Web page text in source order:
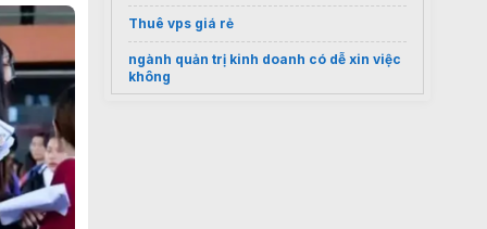
Thuê vps giá rẻ
ngành quản trị kinh doanh có dễ xin việc
không